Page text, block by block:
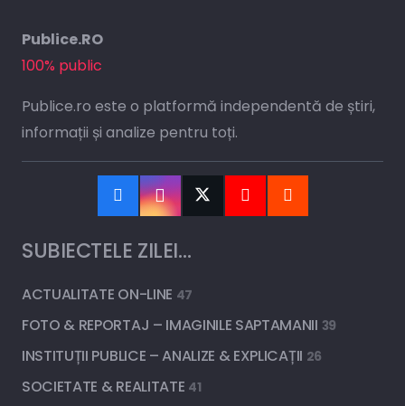
Publice.RO
100% public
Publice.ro este o platformă independentă de știri,
informații și analize pentru toți.
SUBIECTELE ZILEI…
ACTUALITATE ON-LINE 47
FOTO & REPORTAJ – IMAGINILE SAPTAMANII 39
INSTITUȚII PUBLICE – ANALIZE & EXPLICAȚII 26
SOCIETATE & REALITATE 41